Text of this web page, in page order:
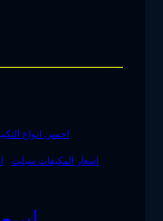
احسن انواع
اسعار المكيفات سبلت